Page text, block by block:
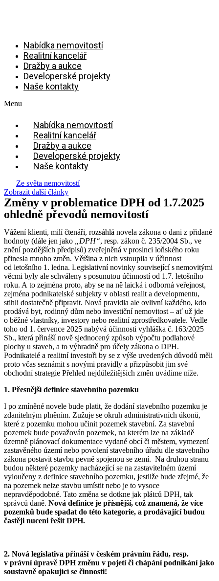
Nabídka nemovitostí
Realitní kancelář
Dražby a aukce
Developerské projekty
Naše kontakty
Menu
Nabídka nemovitostí
Realitní kancelář
Dražby a aukce
Developerské projekty
Naše kontakty
Ze světa nemovitostí
Zobrazit další články
Změny v problematice DPH od 1.7.2025
ohledně převodů nemovitostí
Vážení klienti, milí čtenáři, rozsáhlá novela zákona o dani z přidané
hodnoty (dále jen jako
„DPH“, resp. zákon č. 235/2004 Sb., ve
znění pozdějších předpisů) zveřejněná v prosinci loňského roku
přinesla mnoho změn. Většina z nich vstoupila v účinnost
od letošního 1. ledna. Legislativní novinky související s nemovitými
věcmi byly ale schváleny s posunutou účinností od 1.7. letošního
roku. A to zejména proto, aby se na ně laická i odborná veřejnost,
zejména podnikatelské subjekty v oblasti realit a developmentu,
stihli dostatečně připravit. Nová pravidla ale ovlivní každého, kdo
prodává byt, rodinný dům nebo investiční nemovitost – ať už jde
o běžné vlastníky, investory nebo realitní zprostředkovatele. Vedle
toho od 1. července 2025 nabývá účinnosti vyhláška č. 163/2025
Sb., která přináší nově sjednocený způsob výpočtu podlahové
plochy u staveb, a to výhradně pro účely zákona o DPH.
Podnikatelé a realitní investoři by se z výše uvedených důvodů měli
proto včas seznámit s novými pravidly a přizpůsobit jim své
obchodní strategie Přehled nejdůležitějších změn uvádíme níže.
1. Přesnější definice stavebního pozemku
I po zmíněné novele bude platit, že dodání stavebního pozemku je
zdanitelným plněním. Zužuje se okruh administrativních úkonů,
které z pozemku mohou učinit pozemek stavební. Za stavební
pozemek bude považován pozemek, na kterém lze na základě
územně plánovací dokumentace vydané obcí či městem, vymezení
zastavěného území nebo povolení stavebního úřadu dle stavebního
zákona postavit stavbu pevně spojenou se zemí. Na druhou stranu
budou některé pozemky nacházející se na zastavitelném území
vyloučeny z definice stavebního pozemku, jestliže bude zřejmé, že
na pozemek nelze stavbu umístit nebo je to vysoce
nepravděpodobné. Tato změna se dotkne jak plátců DPH, tak
správců daně. Nová definice je přísnější, což znamená, že více
pozemků bude spadat do této kategorie, a prodávající budou
častěji nuceni řešit DPH.
2. Nová legislativa přináší v českém právním řádu, resp.
v právní úpravě DPH změnu v pojetí či chápání podnikání jako
soustavně opakující se činnosti!